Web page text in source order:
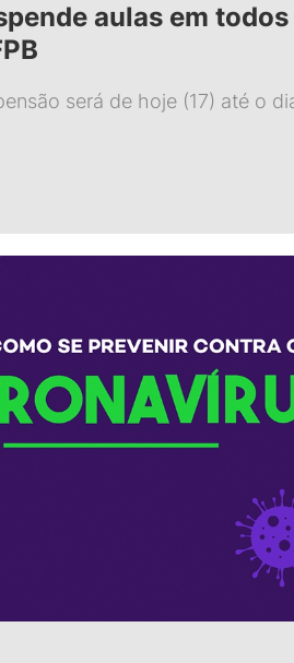
aulas em todos
será de hoje (17) até o